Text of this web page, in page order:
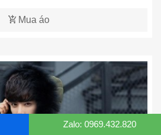
Mua áo
Zalo: 0969.432.820